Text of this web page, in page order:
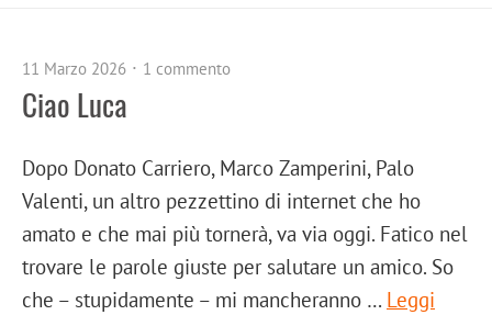
11 Marzo 2026 1 commento
Ciao Luca
Dopo Donato Carriero, Marco Zamperini, Palo
Valenti, un altro pezzettino di internet che ho
amato e che mai più tornerà, va via oggi. Fatico nel
trovare le parole giuste per salutare un amico. So
che – stupidamente – mi mancheranno … Leggi